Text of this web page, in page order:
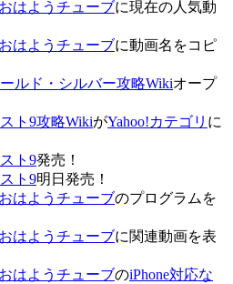
はようチューブに現在の人気動
はようチューブに動画名をコピ
ルド・シルバー攻略Wikiオープ
ト9攻略WikiがYahoo!カテゴリ に
ト9発売！
ト9明日発売！
はようチューブのプログラムを
はようチューブに関連動画を表
はようチューブのiPhone対応な